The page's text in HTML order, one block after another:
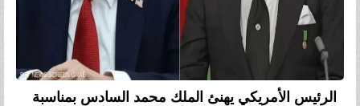
الرئيس الأمريكي يهنئ الملك محمد السادس بمناسبة